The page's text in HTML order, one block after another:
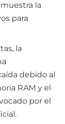
la
para
la
debido al
RAM y el
por el